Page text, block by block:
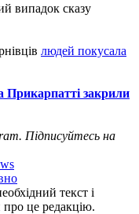
випадок сказу
людей покусала
Прикарпатті закрили
Підписуйтесь на
текст і
це редакцію.